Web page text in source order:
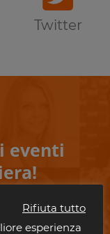
Twitter
eventi
con gli eventi nelle
vuoi.
Rifiuta tutto
esperienza